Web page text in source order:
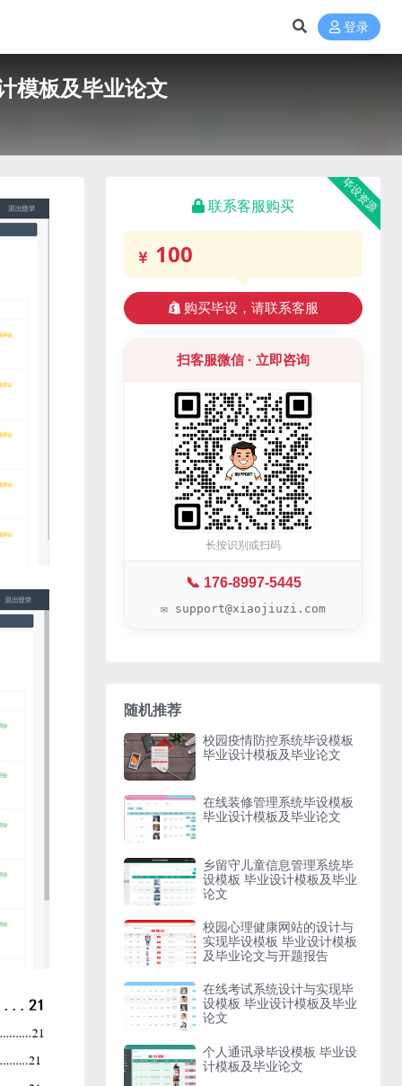
登录
模板及毕业论文
毕设资源
联系客服购买
100
购买毕设，请联系客服
扫客服微信 · 立即咨询
长按识别或扫码
📞 176-8997-5445
✉️ support@xiaojiuzi.com
随机推荐
校园疫情防控系统毕设模板
毕业设计模板及毕业论文
在线装修管理系统毕设模板
毕业设计模板及毕业论文
乡留守儿童信息管理系统毕
设模板 毕业设计模板及毕业
论文
校园心理健康网站的设计与
实现毕设模板 毕业设计模板
及毕业论文与开题报告
在线考试系统设计与实现毕
设模板 毕业设计模板及毕业
论文
个人通讯录毕设模板 毕业设
计模板及毕业论文